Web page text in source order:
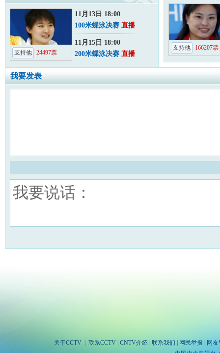
支持他 24497票
11月13日 18:00
100米蝶泳决赛 直播
11月15日 18:00
200米蝶泳决赛 直播
支持他 166207票
我要发表
关于CCTV 联系CCTV CNTV介绍 联系我们 网民举报
网